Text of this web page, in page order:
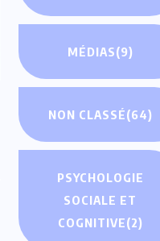
MÉDIAS(9)
NON CLASSÉ(64)
PSYCHOLOGIE
SOCIALE ET
COGNITIVE(2)